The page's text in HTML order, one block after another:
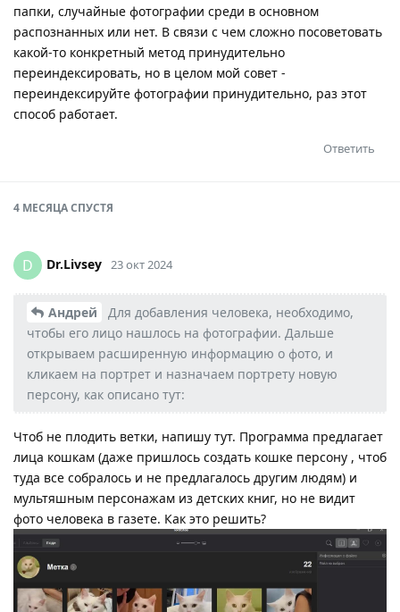
папки, случайные фотографии среди в основном
распознанных или нет. В связи с чем сложно посоветовать
какой-то конкретный метод принудительно
переиндексировать, но в целом мой совет -
переиндексируйте фотографии принудительно, раз этот
способ работает.
Ответить
4 МЕСЯЦАСПУСТЯ
D Dr.Livsey 23 окт 2024
Андрей
Для добавления человека, необходимо,
чтобы его лицо нашлось на фотографии. Дальше
открываем расширенную информацию о фото, и
кликаем на портрет и назначаем портрету новую
персону, как описано тут:
Чтоб не плодить ветки, напишу тут. Программа предлагает
лица кошкам (даже пришлось создать кошке персону , чтоб
туда все собралось и не предлагалось другим людям) и
мультяшным персонажам из детских книг, но не видит
фото человека в газете. Как это решить?